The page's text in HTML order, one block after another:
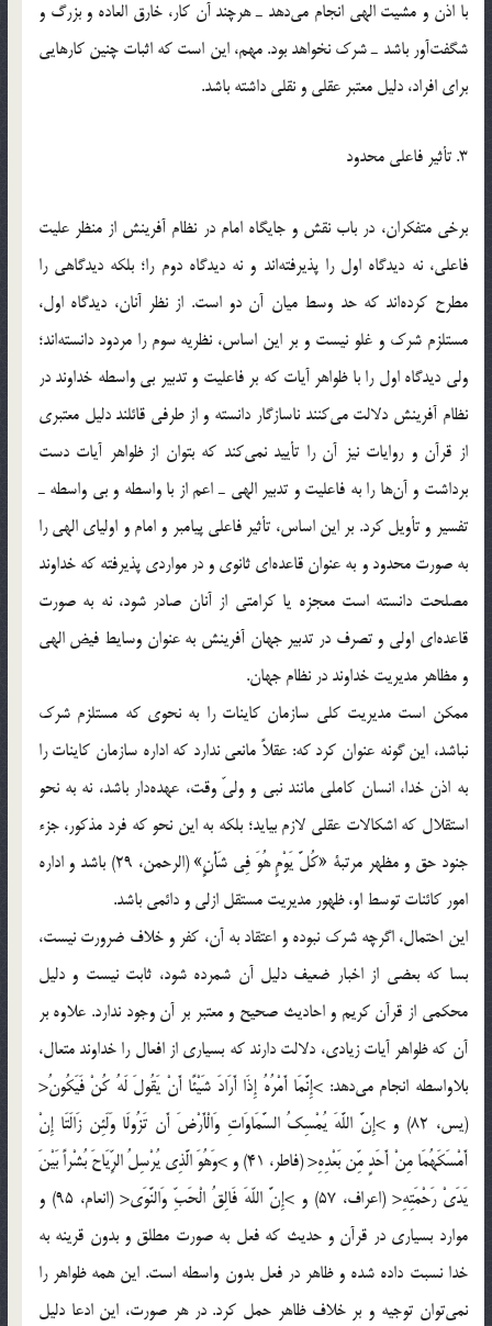
با اذن و مشيت الهي انجام مي‌دهد ـ هرچند آن كار، خارق العاده و بزرگ و
شگفت‌آور باشد ـ شرك نخواهد بود. مهم، اين است كه اثبات چنين كارهايي
براي افراد، دليل معتبر عقلي و نقلي داشته باشد.
3. تأثير فاعلي محدود
برخي متفكران، در باب نقش و جايگاه امام در نظام آفرينش از منظر عليت
فاعلي، نه ديدگاه اول را پذيرفته‌اند و نه ديدگاه دوم را؛ بلكه ديدگاهي را
مطرح كرده‌اند كه حد وسط ميان آن دو است. از نظر آنان، ديدگاه اول،
مستلزم شرك و غلو نيست و بر اين اساس، نظريه سوم را مردود دانسته‌اند؛
ولي ديدگاه اول را با ظواهر آيات كه بر فاعليت و تدبير بي واسطه خداوند در
نظام آفرينش دلالت مي‌كنند ناسازگار دانسته و از طرفي قائلند دليل معتبري
از قرآن و روايات نيز آن را تأييد نمي‌كند كه بتوان از ظواهر آيات دست
برداشت و آن‌ها را به فاعليت و تدبير الهي ـ اعم از با واسطه و بي واسطه ـ
تفسير و تأويل كرد. بر اين اساس، تأثير فاعلي پيامبر و امام و اولياي الهي را
به صورت محدود و به عنوان قاعده‌اي ثانوي و در مواردي پذيرفته كه خداوند
مصلحت دانسته است معجزه يا كرامتي از آنان صادر شود، نه به صورت
قاعده‌اي اولي و تصرف در تدبير جهان آفرينش به عنوان وسايط فيض الهي
و مظاهر مديريت خداوند در نظام جهان.
ممكن است مديريت كلي سازمان كاينات را به نحوي كه مستلزم شرك
نباشد، اين گونه عنوان كرد كه: عقلاً مانعي ندارد كه اداره سازمان كاينات را
به اذن خدا، انسان كاملي مانند نبي و وليّ وقت، عهده‌دار باشد، نه به نحو
استقلال كه اشكالات عقلي لازم بيايد؛ بلكه به اين نحو كه فرد مذكور، جزء
جنود حق و مظهر مرتبة «كُلَّ يَوْمٍ هُوَ فِي شَأْنٍ» (الرحمن، 29) باشد و اداره
امور كائنات توسط او، ظهور مديريت مستقل ازلي و دائمي باشد.
اين احتمال، اگرچه شرك نبوده و اعتقاد به آن، كفر و خلاف ضرورت نيست،
بسا كه بعضي از اخبار ضعيف دليل آن شمرده شود، ثابت نيست و دليل
محكمي از قرآن كريم و احاديث صحيح و معتبر بر آن وجود ندارد. علاوه بر
آن كه ظواهر آيات زيادي، دلالت دارند كه بسياري از افعال را خداوند متعال،
بلا‌واسطه انجام مي‌دهد: >إِنَّمَا أَمْرُهُ إِذَا أَرَادَ شَيْئًا أَنْ يَقُولَ لَهُ كُنْ فَيَكُونُ<
(يس، 82) و >إِنَّ اللَّهَ يُمْسِكُ السَّمَاوَاتِ وَالْأَرْضَ أَن تَزُولَا وَلَئِن زَالَتَا إِنْ
أَمْسَكَهُمَا مِنْ أَحَدٍ مِّن بَعْدِهِ< (فاطر، 41) و >وَهُوَ الَّذِي يُرْسِلُ الرِّيَاحَ بُشْراً بَيْنَ
يَدَيْ رَحْمَتِهِ< (اعراف، 57) و >إِنَّ اللّهَ فَالِقُ الْحَبِّ وَالنَّوَي< (انعام، 95) و
موارد بسياري در قرآن و حديث كه فعل به صورت مطلق و بدون قرينه به
خدا نسبت داده شده و ظاهر در فعل بدون واسطه است. اين همه ظواهر را
نمي‌توان توجيه و بر خلاف ظاهر حمل كرد. در هر صورت، اين ادعا دليل